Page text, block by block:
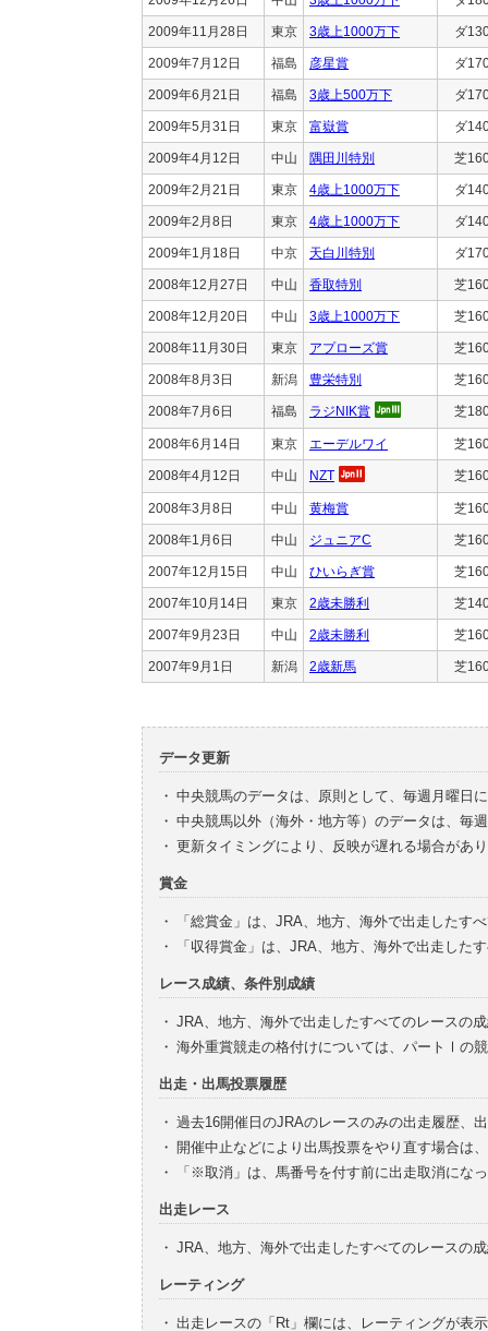
2009年11月28日 東京 3歳上1000万下 ダ
2009年7月12日 福島 彦星賞 ダ
2009年6月21日 福島 3歳上500万下 ダ
2009年5月31日 東京 富嶽賞 ダ
2009年4月12日 中山 隅田川特別 芝
2009年2月21日 東京 4歳上1000万下 ダ
2009年2月8日 東京 4歳上1000万下 ダ
2009年1月18日 中京 天白川特別 ダ
2008年12月27日 中山 香取特別 芝
2008年12月20日 中山 3歳上1000万下 芝
2008年11月30日 東京 アプローズ賞 芝
2008年8月3日 新潟 豊栄特別 芝
2008年7月6日 福島 ラジNIK賞 芝
2008年6月14日 東京 エーデルワイ 芝
2008年4月12日 中山 NZT 芝
2008年3月8日 中山 黄梅賞 芝
2008年1月6日 中山 ジュニアC 芝
2007年12月15日 中山 ひいらぎ賞 芝
2007年10月14日 東京 2歳未勝利 芝
2007年9月23日 中山 2歳未勝利 芝
2007年9月1日 新潟 2歳新馬 芝
データ更新
・ 中央競馬のデータは、原則として、毎週月曜日
・ 中央競馬以外（海外・地方等）のデータは、毎
・ 更新タイミングにより、反映が遅れる場合があ
賞金
・
「総賞金」は、JRA、地方、海外で出走したす
・
「収得賞金」は、JRA、地方、海外で出走した
レース成績、条件別成績
・ JRA、地方、海外で出走したすべてのレースの
・ 海外重賞競走の格付けについては、パートⅠの
出走・出馬投票履歴
・ 過去16開催日のJRAのレースのみの出走履歴、
・ 開催中止などにより出馬投票をやり直す場合は
・
「※取消」は、馬番号を付す前に出走取消にな
出走レース
・ JRA、地方、海外で出走したすべてのレースの
レーティング
・ 出走レースの「Rt」欄には、レーティングが表